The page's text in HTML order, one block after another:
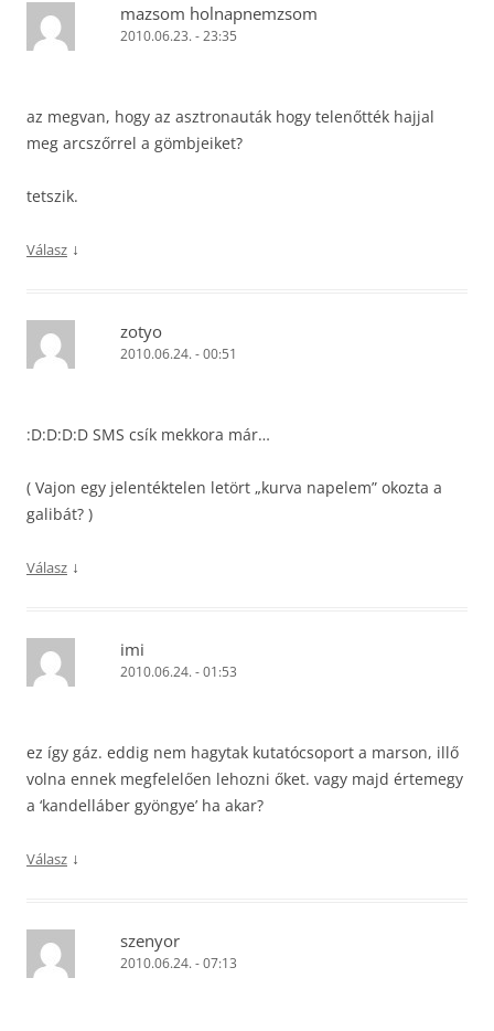
mazsom holnapnemzsom
2010.06.23. - 23:35
az megvan, hogy az asztronauták hogy telenőtték hajjal
meg arcszőrrel a gömbjeiket?
tetszik.
Válasz ↓
zotyo
2010.06.24. - 00:51
:D:D:D:D SMS csík mekkora már…
( Vajon egy jelentéktelen letört „kurva napelem” okozta a
galibát? )
Válasz ↓
imi
2010.06.24. - 01:53
ez így gáz. eddig nem hagytak kutatócsoport a marson, illő
volna ennek megfelelően lehozni őket. vagy majd értemegy
a ‘kandelláber gyöngye’ ha akar?
Válasz ↓
szenyor
2010.06.24. - 07:13